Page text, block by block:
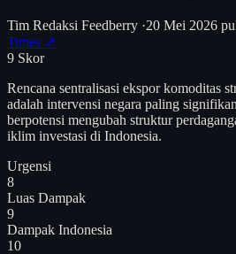
Tim Redaksi Feedberry ·20 Mei 2026
Times ↗
9 Skor
Rencana sentralisasi ekspor komoditas
adalah intervensi negara paling
berpotensi mengubah struktur
iklim investasi di Indonesia.
Urgensi
8
Luas Dampak
9
Dampak Indonesia
10